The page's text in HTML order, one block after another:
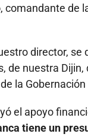
comandante de
director,
de nuestra
la
el apoyo
tiene un